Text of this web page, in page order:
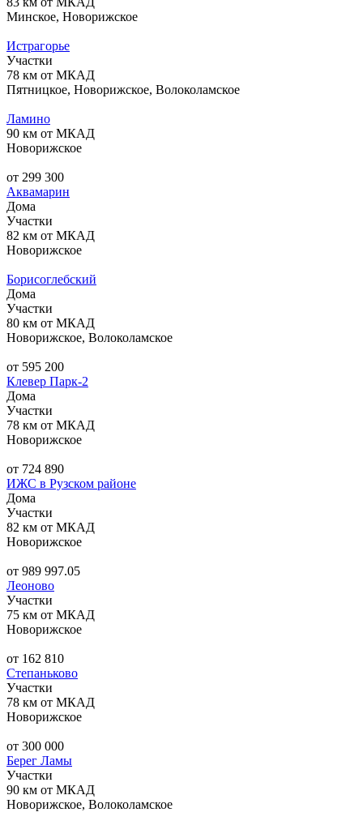
Минское, Новорижское
Истрагорье
Участки
78 км от МКАД
Пятницкое, Новорижское, Волоколамское
Ламино
90 км от МКАД
Новорижское
от 299 300
Аквамарин
Дома
Участки
82 км от МКАД
Новорижское
Борисоглебский
Дома
Участки
80 км от МКАД
Новорижское, Волоколамское
от 595 200
Клевер Парк-2
Дома
Участки
78 км от МКАД
Новорижское
от 724 890
ИЖС в Рузском районе
Дома
Участки
82 км от МКАД
Новорижское
от 989 997.05
Леоново
Участки
75 км от МКАД
Новорижское
от 162 810
Степаньково
Участки
78 км от МКАД
Новорижское
от 300 000
Берег Ламы
Участки
90 км от МКАД
Новорижское, Волоколамское